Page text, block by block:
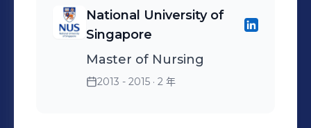
National University of
Singapore
Master of Nursing
2013 - 2015 · 2 年